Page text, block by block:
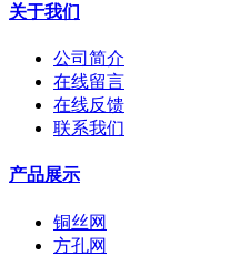
关于我们
公司简介
在线留言
在线反馈
联系我们
产品展示
铜丝网
方孔网